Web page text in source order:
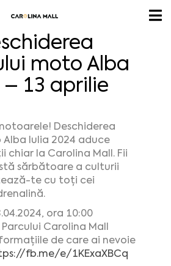
moto Alba
– 13 aprilie
Deschiderea
Iulia 2024 aduce
chiar la Carolina Mall. Fii
sărbătoare a culturii
te cu toți cei
ora 10:00
Carolina Mall
de care ai nevoie
fb.me/e/1KExaXBCq